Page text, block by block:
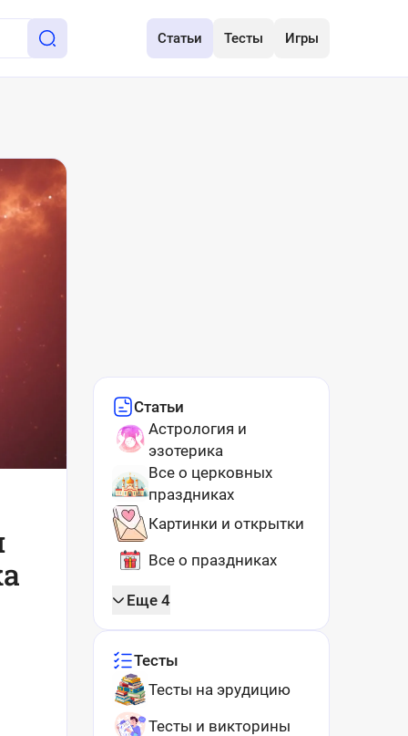
Статьи Тесты Игры
Статьи
Астрология и
эзотерика
Все о церковных
праздниках
Картинки и открытки
Все о праздниках
Еще 4
Тесты
Тесты на эрудицию
Тесты и викторины